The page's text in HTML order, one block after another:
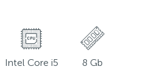
Intel Core i5 8 Gb